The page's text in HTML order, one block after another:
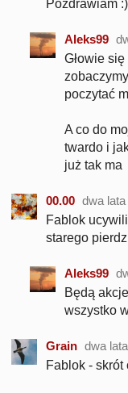
Pozdrawiam :)
Aleks99
Głowie
poczytać
A co do
twardo i
już tak ma
00.00 dwa
Fablok
starego
Aleks99
Będą
wszystko
Grain dwa
Fablok -